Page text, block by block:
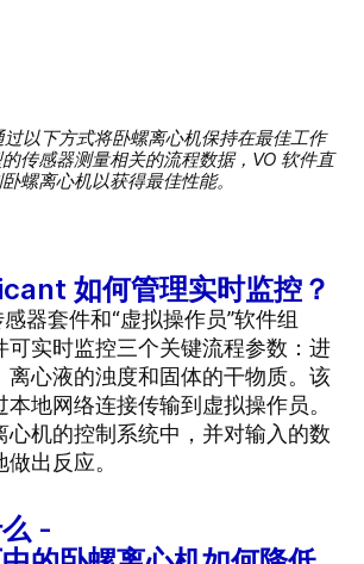
以下方式将卧螺离心机保持在最佳工作
传感器测量相关的流程数据，VO 软件直
螺离心机以获得最佳性能。
如何管理实时监控？
器套件和“虚拟操作员”软件组
可实时监控三个关键流程参数：进
离心液的浊度和固体的干物质。该
地网络连接传输到虚拟操作员。
心机的控制系统中，并对输入的数
出反应。
-